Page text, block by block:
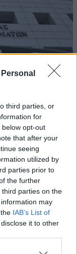
third parties, or
for
opt-out
that after your
seeing
utilized by
parties prior to
the further
parties on the
may
IAB’s List of
it to other
or more Google
ειδικότητες